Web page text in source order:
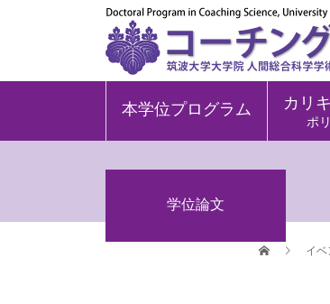
本学位プログラム カリ
ポ
学位論文
イベ